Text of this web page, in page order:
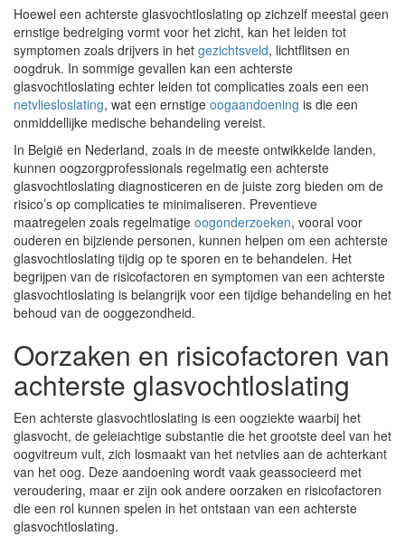
Hoewel een achterste glasvochtloslating op zichzelf meestal geen
ernstige bedreiging vormt voor het zicht, kan het leiden tot
symptomen zoals drijvers in het gezichtsveld, lichtflitsen en
oogdruk. In sommige gevallen kan een achterste
glasvochtloslating echter leiden tot complicaties zoals een een
netvliesloslating, wat een ernstige oogaandoening is die een
onmiddellijke medische behandeling vereist.
In België en Nederland, zoals in de meeste ontwikkelde landen,
kunnen oogzorgprofessionals regelmatig een achterste
glasvochtloslating diagnosticeren en de juiste zorg bieden om de
risico’s op complicaties te minimaliseren. Preventieve
maatregelen zoals regelmatige oogonderzoeken, vooral voor
ouderen en bijziende personen, kunnen helpen om een achterste
glasvochtloslating tijdig op te sporen en te behandelen. Het
begrijpen van de risicofactoren en symptomen van een achterste
glasvochtloslating is belangrijk voor een tijdige behandeling en het
behoud van de ooggezondheid.
Oorzaken en risicofactoren van
achterste glasvochtloslating
Een achterste glasvochtloslating is een oogziekte waarbij het
glasvocht, de geleiachtige substantie die het grootste deel van het
oogvitreum vult, zich losmaakt van het netvlies aan de achterkant
van het oog. Deze aandoening wordt vaak geassocieerd met
veroudering, maar er zijn ook andere oorzaken en risicofactoren
die een rol kunnen spelen in het ontstaan van een achterste
glasvochtloslating.